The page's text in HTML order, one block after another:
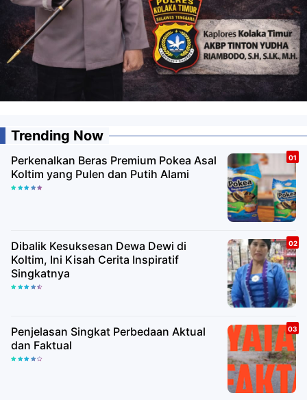
Trending Now
Perkenalkan Beras Premium Pokea Asal
Koltim yang Pulen dan Putih Alami
Dibalik Kesuksesan Dewa Dewi di
Koltim, Ini Kisah Cerita Inspiratif
Singkatnya
Penjelasan Singkat Perbedaan Aktual
dan Faktual